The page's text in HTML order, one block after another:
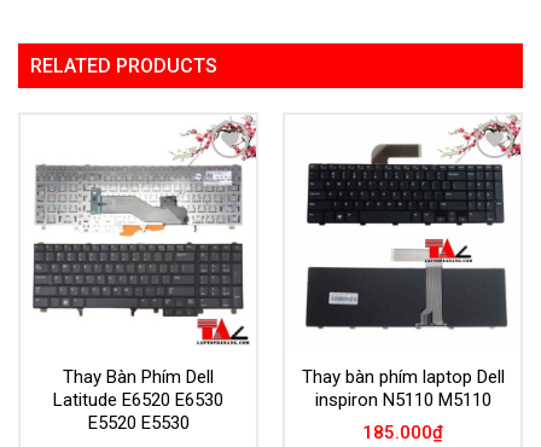
RELATED PRODUCTS
Add to
Wishlist
Thay Bàn Phím Dell
Latitude E6520 E6530
E5520 E5530
Add to
Wishlist
Thay bàn phím laptop Dell
inspiron N5110 M5110
185.000₫